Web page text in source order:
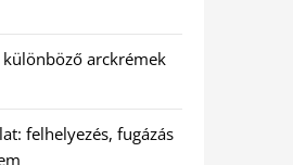
arckrémek
felhelyezés, fugázás